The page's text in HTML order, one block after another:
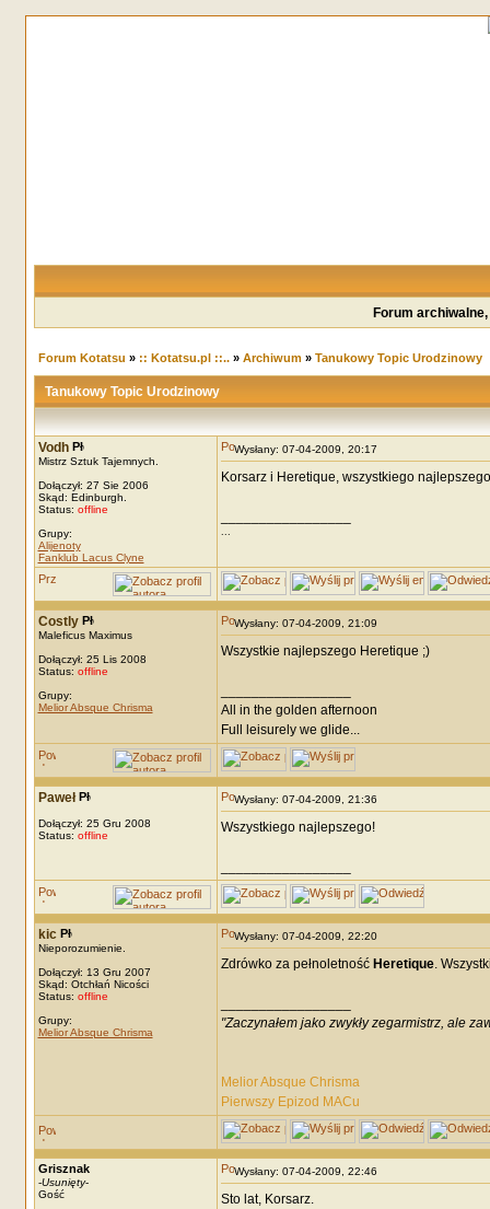
Forum
Forum Kotatsu » :: Kotatsu.pl ::..» Archiwum» Tanukowy Topic Urodzinowy
Tanukowy Topic Urodzinowy
Vodh
Mistrz Sztuk Tajemnych.
Dołączył: 27 Sie 2006
Skąd: Edinburgh.
Status: offline
Grupy:
Alijenoty
Fanklub Lacus Clyne
Wysłany: 07-04-2009, 20:17
Korsarz i Heretique, wszystkiego
...
Costly
Maleficus Maximus
Dołączył: 25 Lis 2008
Status: offline
Grupy:
Melior Absque Chrisma
Wysłany: 07-04-2009, 21:09
Wszystkie najlepszego Heretique ;)
All in the golden afternoon
Full leisurely we glide...
Paweł
Dołączył: 25 Gru 2008
Status: offline
Wysłany: 07-04-2009, 21:36
Wszystkiego najlepszego!
kic
Nieporozumienie.
Dołączył: 13 Gru 2007
Skąd: Otchłań Nicości
Status: offline
Grupy:
Melior Absque Chrisma
Wysłany: 07-04-2009, 22:20
Zdrówko za pełnoletność Heretique.
"Zaczynałem jako zwykły zegarmistrz, ale
Melior Absque Chrisma
Pierwszy Epizod MACu
Grisznak
-Usunięty-
Gość
Wysłany: 07-04-2009, 22:46
Sto lat, Korsarz.